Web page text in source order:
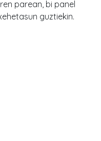
parean, bi panel
guztiekin.